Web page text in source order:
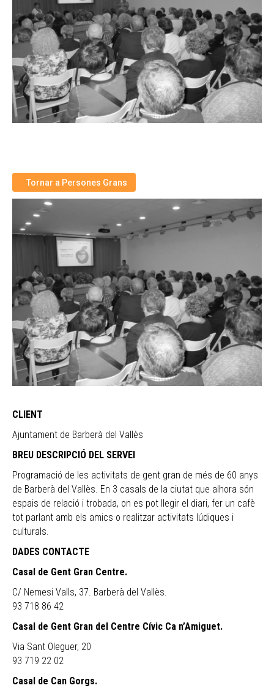
Tornar a Persones Grans
CLIENT
Ajuntament de Barberà del Vallès
BREU DESCRIPCIÓ DEL SERVEI
Programació de les activitats de gent gran de més de 60 anys
de Barberà del Vallès. En 3 casals de la ciutat que alhora són
espais de relació i trobada, on es pot llegir el diari, fer un cafè
tot parlant amb els amics o realitzar activitats lúdiques i
culturals.
DADES CONTACTE
Casal de Gent Gran Centre.
C/ Nemesi Valls, 37. Barberà del Vallès.
93 718 86 42
Casal de Gent Gran del Centre Cívic Ca n’Amiguet.
Via Sant Oleguer, 20
93 719 22 02
Casal de Can Gorgs.